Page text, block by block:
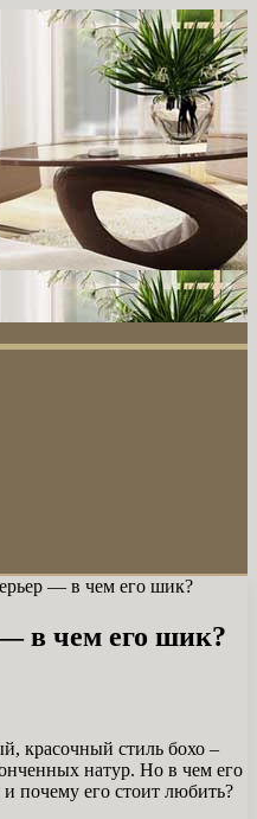
— в чем его шик?
в чем его шик?
красочный стиль бохо –
натур. Но в чем его
и почему его стоит любить?